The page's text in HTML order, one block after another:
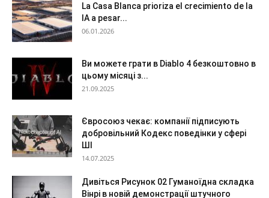
La Casa Blanca prioriza el crecimiento de la
IA a pesar...
06.01.2026
Ви можете грати в Diablo 4 безкоштовно в
цьому місяці з...
21.09.2025
Євросоюз чекає: компанії підписують
добровільний Кодекс поведінки у сфері
ШІ
14.07.2025
Дивіться Рисунок 02 Гуманоїдна складка
Вінрі в новій демонстрації штучного